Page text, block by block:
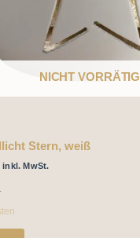
NICHT VORRÄTIG
Stern, weiß
inkl. MwSt.